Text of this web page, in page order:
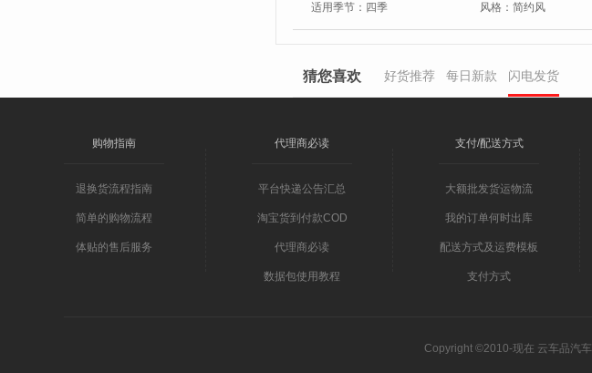
适用季节： 四季 风格： 简约风
猜您喜欢 好货推荐 每日新款 闪电发货
购物指南
退换货流程指南
简单的购物流程
体贴的售后服务
代理商必读
平台快递公告汇总
淘宝货到付款COD
代理商必读
数据包使用教程
支付/配送方式
大额批发货运物流
我的订单何时出库
配送方式及运费模板
支付方式
Copyright ©2010-现在 云车品汽车